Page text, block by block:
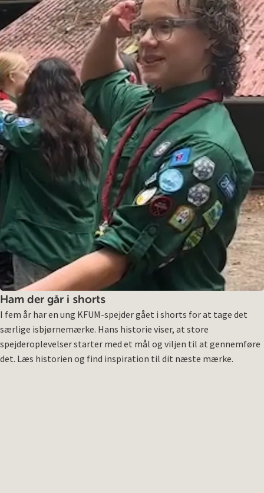
Ham der går i shorts
I fem år har en ung KFUM-spejder gået i shorts for at tage det
særlige isbjørnemærke. Hans historie viser, at store
spejderoplevelser starter med et mål og viljen til at gennemføre
det. Læs historien og find inspiration til dit næste mærke.